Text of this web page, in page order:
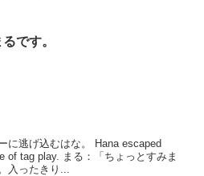
るです。
に逃げ込むはな。 Hana escaped
「ちょっとすみま
入ったきり...